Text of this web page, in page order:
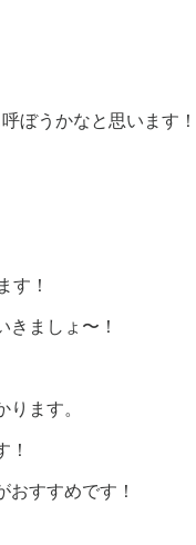
ぼうかなと思います！
す！
ましょ〜！
ます。
！
すすめです！